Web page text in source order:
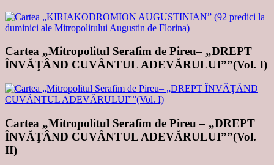
Cartea „Mitropolitul Serafim de Pireu– „DREPT
ÎNVĂŢÂND CUVÂNTUL ADEVĂRULUI””(Vol. I)
Cartea „Mitropolitul Serafim de Pireu – „DREPT
ÎNVĂŢÂND CUVÂNTUL ADEVĂRULUI””(Vol.
II)